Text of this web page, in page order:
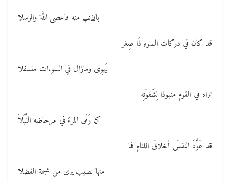
بالذنب منه فاعصى اللهَ والرسلا
قد كان في دركات السوءِ ذَا صِغر
يَهوِى ومازال في السوءات منسفلا
تراه في القوم منبوذا لِشَقوَتِه
كما رَمَى المرءُ في مرحاضه النَّبَلاَ
قد عَوَّدَ النفسَ أخلاقَ اللئام فما
منها نصيب يرى من شيمة الفضلا